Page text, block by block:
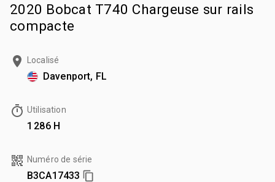
2020 Bobcat T740 Chargeuse sur rails
compacte
Localisé
Davenport, FL
Utilisation
1 286 H
Numéro de série
B3CA17433